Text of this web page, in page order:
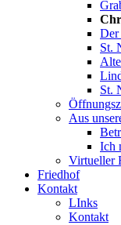
Der
St.
St.
Aus
Ich
Virtueller
Friedhof
Kontakt
LInks
Kontakt